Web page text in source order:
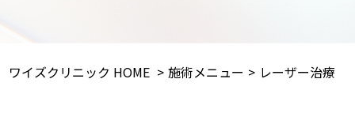
ワイズクリニック HOME 施術メニュー レーザー治療